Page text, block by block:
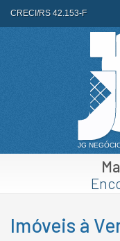
CRECI/RS 42.153-F
Imóveis à